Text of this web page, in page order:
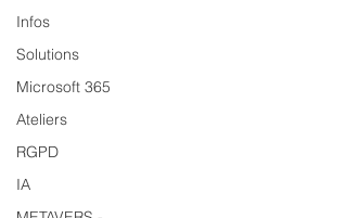
Infos
Solutions
Microsoft 365
Ateliers
RGPD
IA